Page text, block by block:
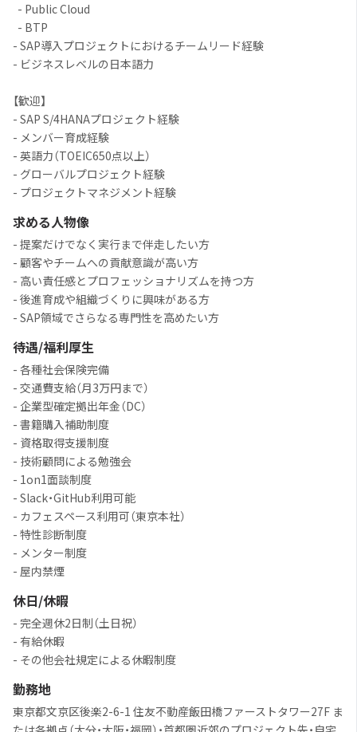
- Public Cloud
- BTP
- SAP導入プロジェクトにおけるチームリード経験
- ビジネスレベルの日本語力
【歓迎】
- SAP S/4HANAプロジェクト経験
- メンバー育成経験
- 英語力（TOEIC650点以上）
- グローバルプロジェクト経験
- プロジェクトマネジメント経験
求める人物像
- 提案だけでなく実行まで伴走したい方
- 顧客やチームへの貢献意識が高い方
- 高い責任感とプロフェッショナリズムを持つ方
- 後進育成や組織づくりに興味がある方
- SAP領域でさらなる専門性を高めたい方
待遇/福利厚生
- 各種社会保険完備
- 交通費支給（月3万円まで）
- 企業型確定拠出年金（DC）
- 書籍購入補助制度
- 資格取得支援制度
- 技術顧問による勉強会
- 1on1面談制度
- Slack・GitHub利用可能
- カフェスペース利用可（東京本社）
- 特性診断制度
- メンター制度
- 屋内禁煙
休日/休暇
- 完全週休2日制（土日祝）
- 有給休暇
- その他会社規定による休暇制度
勤務地
東京都文京区後楽2-6-1 住友不動産飯田橋ファーストタワー27F ま